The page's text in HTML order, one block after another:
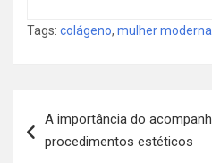
Tags: colágeno, mulher moderna
de
A importância do
procedimentos estéticos